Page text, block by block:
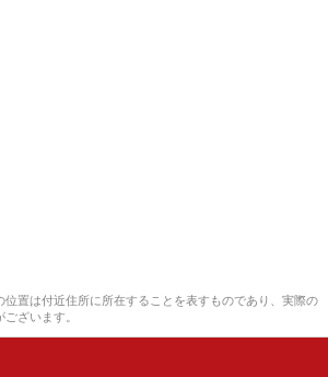
置は付近住所に所在することを表すものであり、実際の
ざいます。